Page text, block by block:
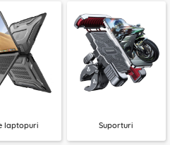
laptopuri Suporturi